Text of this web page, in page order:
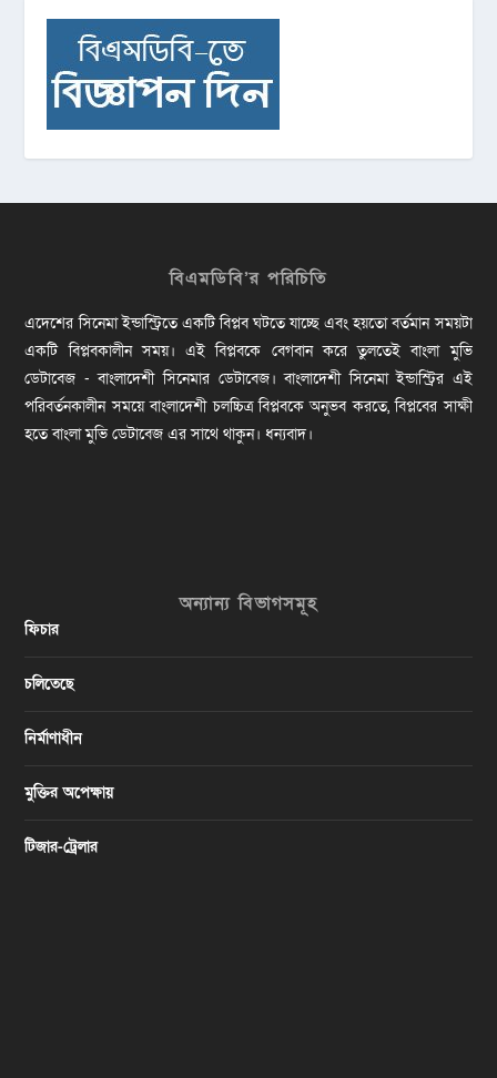
বিএমডিবি’র পরিচিতি
এদেশের সিনেমা ইন্ডাস্ট্রিতে একটি বিপ্লব ঘটতে যাচ্ছে এবং হয়তো বর্তমান সময়টা
একটি বিপ্লবকালীন সময়। এই বিপ্লবকে বেগবান করে তুলতেই বাংলা মুভি
ডেটাবেজ - বাংলাদেশী সিনেমার ডেটাবেজ। বাংলাদেশী সিনেমা ইন্ডাস্ট্রির এই
পরিবর্তনকালীন সময়ে বাংলাদেশী চলচ্চিত্র বিপ্লবকে অনুভব করতে, বিপ্লবের সাক্ষী
হতে বাংলা মুভি ডেটাবেজ এর সাথে থাকুন। ধন্যবাদ।
অন্যান্য বিভাগসমূহ
ফিচার
চলিতেছে
নির্মাণাধীন
মুক্তির অপেক্ষায়
টিজার-ট্রেলার